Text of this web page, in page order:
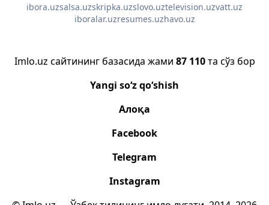
ibora.uzsalsa.uzskripka.uzslovo.uztelevision.uzvatt.uz
iboralar.uzresumes.uzhavo.uz
Imlo.uz сайтининг базасида жами 87 110та сўз бор
Yangi so‘z qo‘shish
Алоқа
Facebook
Telegram
Instagram